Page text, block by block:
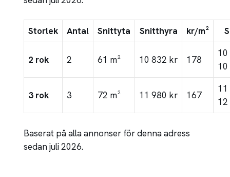
Storlek Antal Snittyta Snitthyra kr/m²
2 rok 2 61 m² 10 832 kr 178
10
3 rok 3 72 m² 11 980 kr 167
11
Baserat på alla annonser för denna adress
sedan juli 2026.